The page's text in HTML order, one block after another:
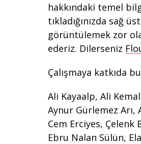
hakkındaki temel
tıkladığınızda sağ
görüntülemek zor
ederiz. Dilerseniz
Çalışmaya katkıda
Ali Kayaalp, Ali
Aynur Gürlemez Arı,
Cem Erciyes, Çelenk
Ebru Nalan Sülün,